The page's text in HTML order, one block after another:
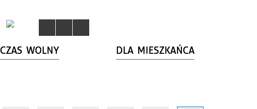
CZAS WOLNY DLA MIESZKAŃCA